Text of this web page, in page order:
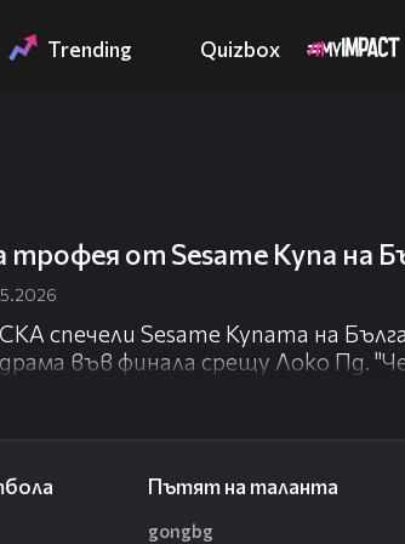
Trending Quizbox
от Sesame Купа на
спечели Sesame Купата на
във финала срещу Локо Пд.
на Националния стадион с
Пътят на таланта
gongbg